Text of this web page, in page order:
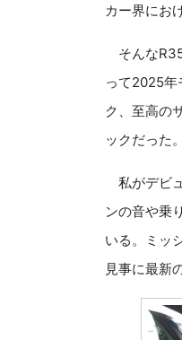
カー界にお
そんな
って2025年
ク、至高の
ックだった。
私がデビ
ンの音や乗
いる。ミッ
見事に最新